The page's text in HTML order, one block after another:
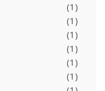
(1)
(1)
(1)
(1)
(1)
(1)